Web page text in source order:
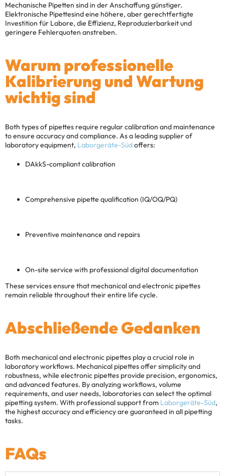
Mechanische Pipetten sind in der Anschaffung günstiger.
Elektronische Pipettesind eine höhere, aber gerechtfertigte
Investition für Labore, die Effizienz, Reproduzierbarkeit und
geringere Fehlerquoten anstreben.
Warum professionelle
Kalibrierung und Wartung
wichtig sind
Both types of pipettes require regular calibration and maintenance
to ensure accuracy and compliance. As a leading supplier of
laboratory equipment, Laborgeräte-Südoffers:
DAkkS-compliant calibration
Comprehensive pipette qualification (IQ/OQ/PQ)
Preventive maintenance and repairs
On-site service with professional digital documentation
These services ensure that mechanical and electronic pipettes
remain reliable throughout their entire life cycle.
Abschließende Gedanken
Both mechanical and electronic pipettes play a crucial role in
laboratory workflows. Mechanical pipettes offer simplicity and
robustness, while electronic pipettes provide precision, ergonomics,
and advanced features. By analyzing workflows, volume
requirements, and user needs, laboratories can select the optimal
pipetting system. With professional support from Laborgeräte-Süd,
the highest accuracy and efficiency are guaranteed in all pipetting
tasks.
FAQs